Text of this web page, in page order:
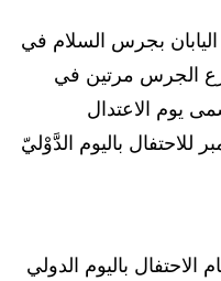
بجرس السلام في
قرع الجرس مرتين في
يوم الاعتدال
أيلول/سبتمبر للاحتفال باليوم الدَّوْليّ
كل عام الاحتفال باليوم الدولي